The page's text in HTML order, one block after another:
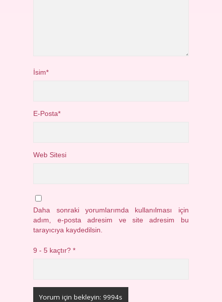
İsim*
E-Posta*
Web Sitesi
Daha sonraki yorumlarımda kullanılması için
adım, e-posta adresim ve site adresim bu
tarayıcıya kaydedilsin.
9 - 5 kaçtır?*